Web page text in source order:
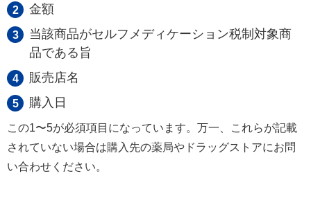
金額
当該商品がセルフメディケーション税制対象商
品である旨
販売店名
購入日
この1〜5が必須項目になっています。万一、これらが記載
されていない場合は購入先の薬局やドラッグストアにお問
い合わせください。